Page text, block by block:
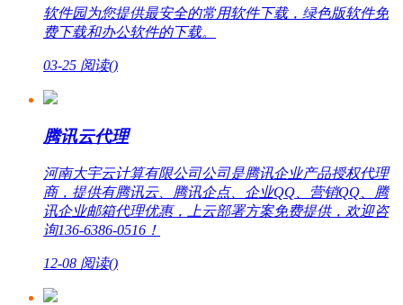
软件园为您提供最安全的常用软件下载，绿色版软件免
费下载和办公软件的下载。
03-25 阅读()
腾讯云代理
河南大宇云计算有限公司公司是腾讯企业产品授权代理
商，提供有腾讯云、腾讯企点、企业QQ、营销QQ、腾
讯企业邮箱代理优惠，上云部署方案免费提供，欢迎咨
询136-6386-0516！
12-08 阅读()